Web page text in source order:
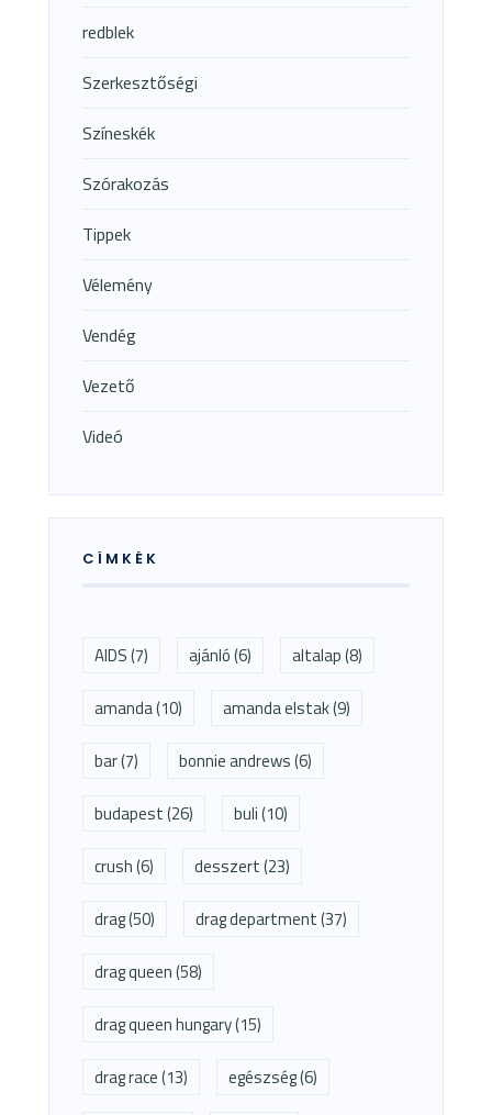
redblek
Szerkesztőségi
Színeskék
Szórakozás
Tippek
Vélemény
Vendég
Vezető
Videó
CÍMKÉK
AIDS(7) ajánló(6) altalap(8)
amanda(10) amanda elstak(9)
bar(7) bonnie andrews(6)
budapest(26) buli(10)
crush(6) desszert(23)
drag(50) drag department(37)
drag queen(58)
drag queen hungary(15)
drag race(13) egészség(6)